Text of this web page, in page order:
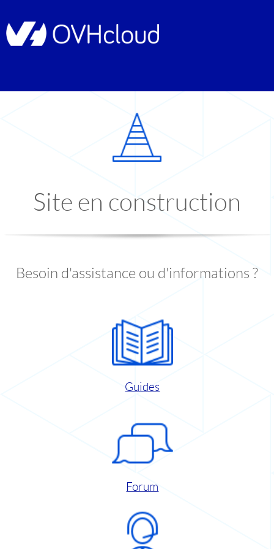
Site en construction
Besoin d'assistance ou d'informations ?
Guides
Forum